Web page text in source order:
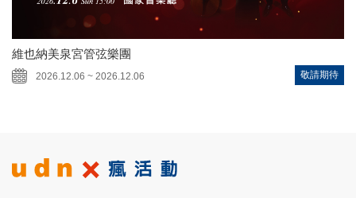
維也納美泉宮管弦樂團
2026.12.06 ~ 2026.12.06 敬請期待